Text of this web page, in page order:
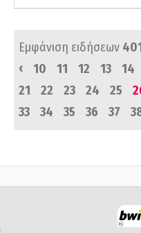
Εμφάνιση ειδήσεων
‹
10 11 12 13 14
21
22 23 24 25
33
34 35 36 37